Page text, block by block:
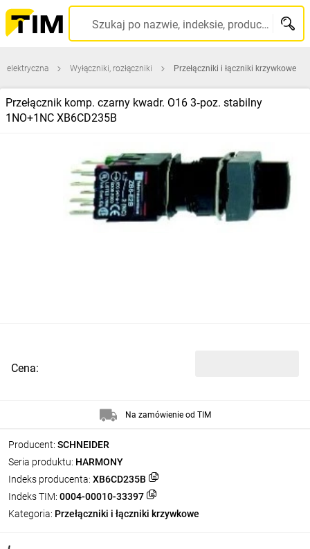
Szukaj po nazwie, indeksie, producencie, kodzie kreskowym...
elektryczna Wyłączniki, rozłączniki Przełączniki i łączniki krzywkowe
Przełącznik komp. czarny kwadr. O16 3‑poz. stabilny
1NO+1NC XB6CD235B
Producent: SCHNEIDER
Seria produktu: HARMONY
Indeks producenta: XB6CD235B
Indeks TIM: 0004-00010-33397
Kategoria: Przełączniki i łączniki krzywkowe
Cena:
Na zamówienie od TIM